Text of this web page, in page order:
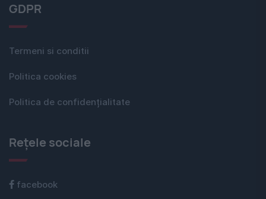
GDPR
Termeni si conditii
Politica cookies
Politica de confidențialitate
Rețele sociale
facebook